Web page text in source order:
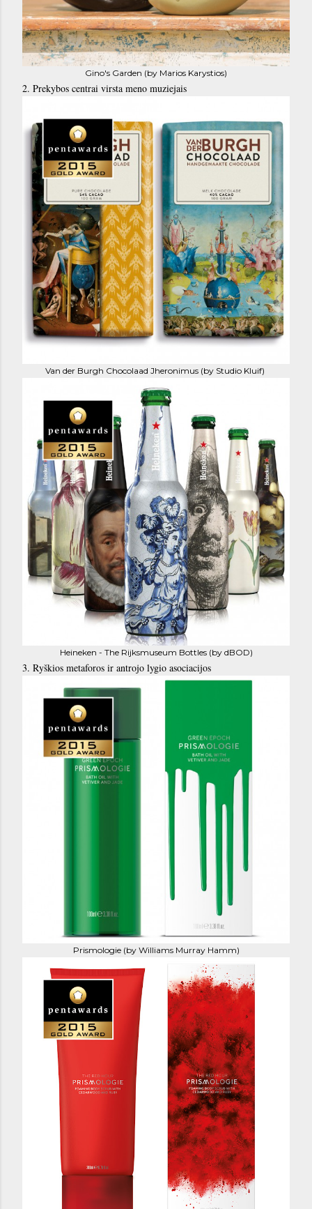
Gino's Garden (by Marios Karystios)
2. Prekybos centrai virsta meno muziejais
Van der Burgh Chocolaad Jheronimus (by Studio Kluif)
Heineken - The Rijksmuseum Bottles (by dBOD)
3. Ryškios metaforos ir antrojo lygio asociacijos
Prismologie (by Williams Murray Hamm)